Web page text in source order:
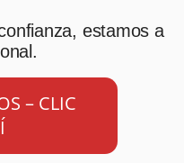
estamos a
– CLIC